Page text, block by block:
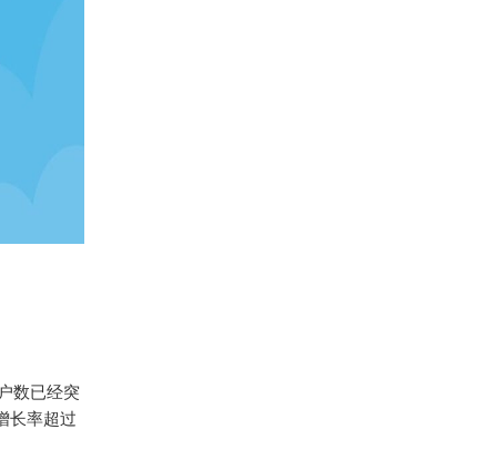
数已经突
长率超过